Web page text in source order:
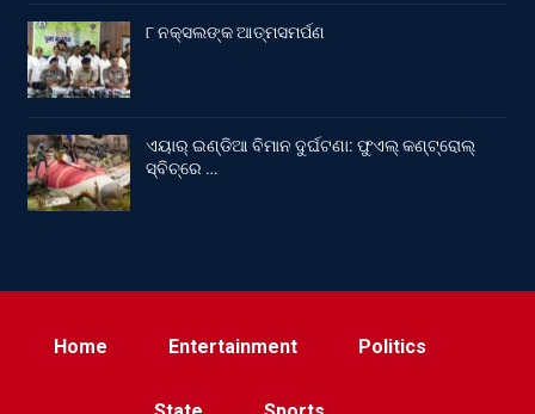
୮ ନକ୍ସଲଙ୍କ ଆତ୍ମସମର୍ପଣ
ଏୟାର୍ ଇଣ୍ଡିଆ ବିମାନ ଦୁର୍ଘଟଣା: ଫୁଏଲ୍‌ କଣ୍ଟ୍ରୋଲ୍‌
ସ୍ବିଚ୍‌ରେ …
Home Entertainment Politics